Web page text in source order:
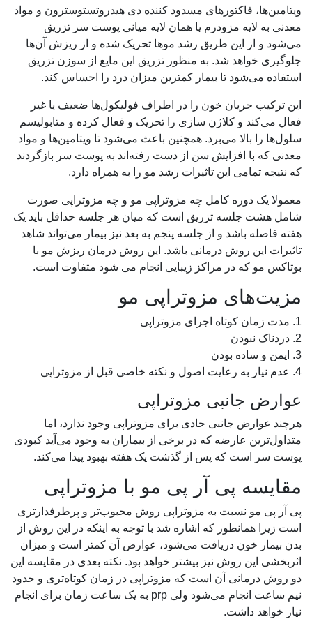
ویتامین‌ها، فاکتورهای مسدود کننده دی هیدروتستوسترون و مواد
معدنی به لایه مزودرم یا همان لایه میانی پوست سر تزریق
می‌شود و از این طریق رشد موها تحریک شده و از ریزش آن‌ها
جلوگیری خواهد شد. به منظور تزریق این مایع از سوزن تزریق
استفاده می‌شود تا بیمار کمترین میزان درد را احساس کند.
این ترکیب جریان خون را در اطراف فولیکول‌ها ضعیف یا غیر
فعال می‌کند و کلاژن سازی را تحریک و فعال کرده و متابولیسم
سلول‌ها را بالا می‌برد. همچنین باعث می‌شود تا ویتامین‌ها و مواد
معدنی که با افزایش سن از دست رفته‌اند به پوست سر بازگردند
که نتیجه تمامی این تاثیرات رشد مو را به همراه دارد.
معمولا یک دوره کامل چه مزوتراپی مو و چه مزوتراپی صورت
شامل هشت جلسه تزریق است که میان هر جلسه حداقل باید یک
هفته فاصله باشد و از جلسه پنجم به بعد نیز بیمار می‌تواند شاهد
تاثیرات این روش درمانی باشد. این روش درمان ریزش مو با
بوتاکس مو که در مراکز زیبایی انجام می شود متفاوت است.
مزیت‌های مزوتراپی مو
1. مدت زمان کوتاه اجرای مزوتراپی
2. دردناک نبودن
3. ایمن و ساده بودن
4. عدم نیاز به رعایت اصول و نکته خاصی قبل از مزوتراپی
عوارض جانبی مزوتراپی
هرچند عوارض جانبی حادی برای مزوتراپی وجود ندارد، اما
متداول‌ترین عارضه که در برخی از بیماران به وجود می‌آید کبودی
پوست سر است که پس از گذشت یک هفته بهبود پیدا می‌کند.
مقایسه پی آر پی مو با مزوتراپی
پی آر پی مو نسبت به مزوتراپی روش محبوب‌تر و پرطرفدارتری
است زیرا همانطور که اشاره شد با توجه به اینکه در این روش از
بدن بیمار خون دریافت می‌شود، عوارض آن کمتر است و میزان
اثربخشی این روش نیز بیشتر خواهد بود. نکته بعدی در مقایسه این
دو روش درمانی آن است که مزوتراپی در زمان کوتاه‌تری و حدود
نیم ساعت انجام می‌شود ولی prp به یک ساعت زمان برای انجام
نیاز خواهد داشت.